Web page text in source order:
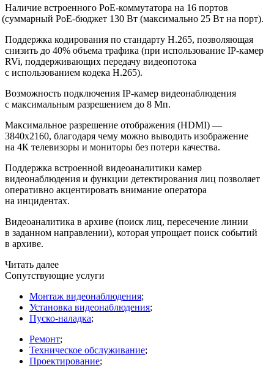
Наличие встроенного PoE-коммутатора на 16 портов
(суммарный PoE-бюджет 130 Вт (максимально 25 Вт на порт).
Поддержка кодирования по стандарту H.265, позволяющая
снизить до 40% объема трафика (при использование IP-камер
RVi, поддерживающих передачу видеопотока
с использованием кодека H.265).
Возможность подключения IP-камер видеонаблюдения
с максимальным разрешением до 8 Мп.
Максимальное разрешение отображения (HDMI) —
3840х2160, благодаря чему можно выводить изображение
на 4К телевизоры и мониторы без потери качества.
Поддержка встроенной видеоаналитики камер
видеонаблюдения и функции детектирования лиц позволяет
оперативно акцентировать внимание оператора
на инцидентах.
Видеоаналитика в архиве (поиск лиц, пересечение линии
в заданном направлении), которая упрощает поиск событий
в архиве.
Читать далее
Сопутствующие услуги
Монтаж видеонаблюдения;
Установка видеонаблюдения;
Пуско-наладка;
Ремонт;
Техническое обслуживание;
Проектирование;